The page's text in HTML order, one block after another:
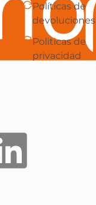
Políticas de
devoluciones
Politicas de
privacidad